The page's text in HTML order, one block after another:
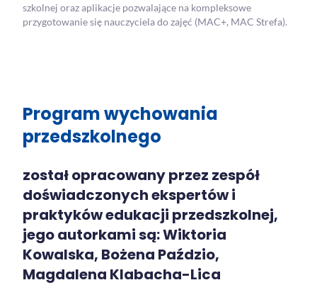
szkolnej oraz aplikacje pozwalające na kompleksowe
przygotowanie się nauczyciela do zajęć (MAC+, MAC Strefa).
Program wychowania
przedszkolnego
został opracowany przez zespół
doświadczonych ekspertów i
praktyków edukacji przedszkolnej,
jego autorkami są: Wiktoria
Kowalska, Bożena Paździo,
Magdalena Klabacha-Lica